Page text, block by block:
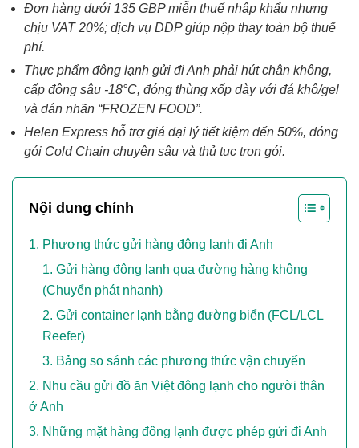
Đơn hàng dưới 135 GBP miễn thuế nhập khẩu nhưng
chịu VAT 20%; dịch vụ DDP giúp nộp thay toàn bộ thuế
phí.
Thực phẩm đông lạnh gửi đi Anh phải hút chân không,
cấp đông sâu -18°C, đóng thùng xốp dày với đá khô/gel
và dán nhãn “FROZEN FOOD”.
Helen Express hỗ trợ giá đại lý tiết kiệm đến 50%, đóng
gói Cold Chain chuyên sâu và thủ tục trọn gói.
Nội dung chính
Phương thức gửi hàng đông lạnh đi Anh
Gửi hàng đông lạnh qua đường hàng không
(Chuyển phát nhanh)
Gửi container lạnh bằng đường biển (FCL/LCL
Reefer)
Bảng so sánh các phương thức vận chuyển
Nhu cầu gửi đồ ăn Việt đông lạnh cho người thân
ở Anh
Những mặt hàng đông lạnh được phép gửi đi Anh